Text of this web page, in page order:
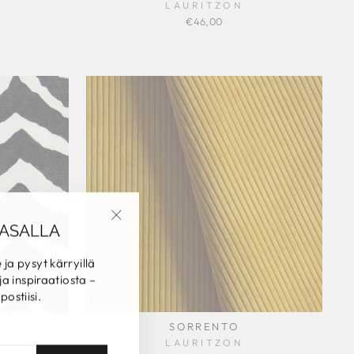
ja pysyt kärryillä
inspiraatiosta –
LAURITZON
€46,00
SORRENTO
LAURITZON